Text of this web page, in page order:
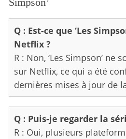
Q : Est-ce que ‘Les
Netflix ?
R : Non, ‘Les Simpson’ ne
sur Netflix, ce qui a été
dernières mises à jour de
Q : Puis-je regarder la
R : Oui, plusieurs